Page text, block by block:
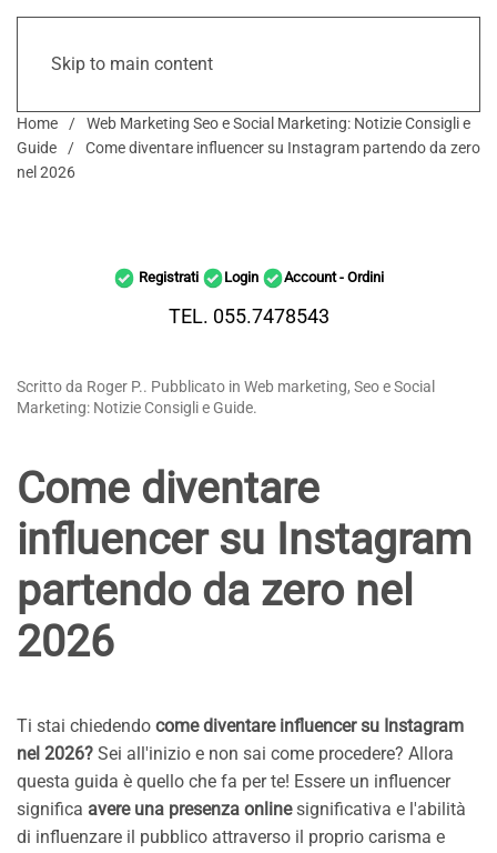
Skip to main content
Home
Web Marketing Seo e Social Marketing: Notizie Consigli e
Guide
Come diventare influencer su Instagram partendo da zero
nel 2026
Registrati Login Account - Ordini
TEL. 055.7478543
Scritto da Roger P.. Pubblicato in Web marketing, Seo e Social
Marketing: Notizie Consigli e Guide.
Come diventare
influencer su Instagram
partendo da zero nel
2026
Ti stai chiedendo come diventare influencer su Instagram
nel 2026? Sei all'inizio e non sai come procedere? Allora
questa guida è quello che fa per te! Essere un influencer
significa avere una presenza onlinesignificativa e l'abilità
di influenzare il pubblico attraverso il proprio carisma e